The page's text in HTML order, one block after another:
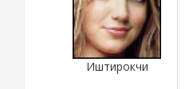
Иштирокчи